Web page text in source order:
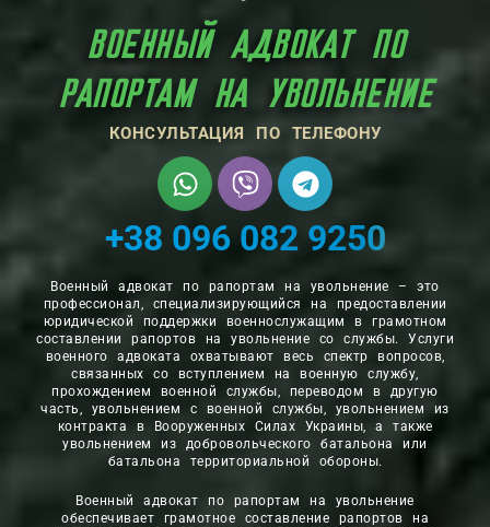
ПО
РАПОРТАМ НА
КОНСУЛЬТАЦИЯ ПО ТЕЛЕФОНУ
+38 096 082 9250
Военный адвокат по рапортам на увольнение – это
профессионал, специализирующийся на предоставлении
юридической поддержки военнослужащим в грамотном
составлении рапортов на увольнение со службы. Услуги
военного адвоката охватывают весь спектр вопросов,
связанных со вступлением на военную службу,
прохождением военной службы, переводом в другую
часть, увольнением с военной службы, увольнением из
контракта в Вооруженных Силах Украины, а также
увольнением из добровольческого батальона или
батальона территориальной обороны.
Военный адвокат по рапортам на увольнение
обеспечивает грамотное составление рапортов на